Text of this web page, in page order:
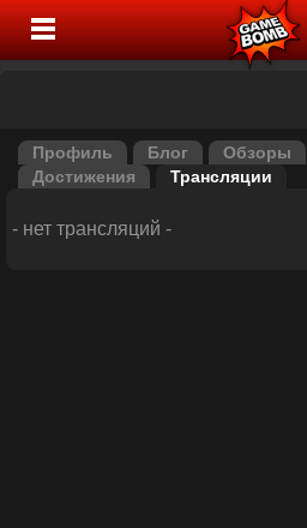
Профиль Блог Обзоры
Достижения
Трансляции
- нет трансляций -